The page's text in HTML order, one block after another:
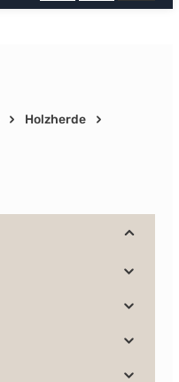
Holzherde